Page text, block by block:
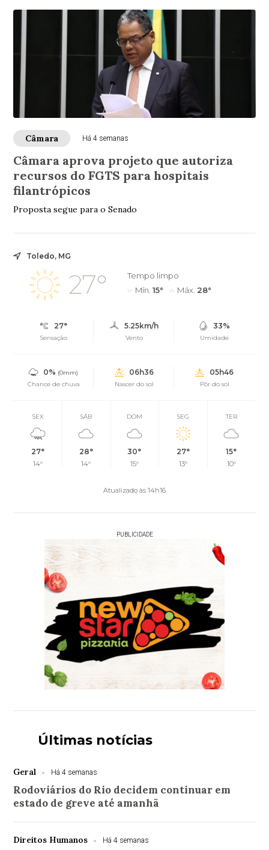
Câmara Há 4 semanas
Câmara aprova projeto que autoriza
recursos do FGTS para hospitais
filantrópicos
Proposta segue para o Senado
Toledo, MG
27°
Tempo limpo
Mín. 15° Máx. 28°
27°
Sensação
5.25km/h
Vento
33%
Umidade
0% (0mm)
Chance de chuva
06h36
Nascer do sol
05h46
Pôr do sol
SEX
27°
14°
SÁB
28°
14°
DOM
30°
15°
SEG
27°
13°
TER
15°
10°
Atualizado às 14h16
PUBLICIDADE
Últimas notícias
Geral Há 4 semanas
Rodoviários do Rio decidem continuar em
estado de greve até amanhã
Direitos Humanos Há 4 semanas